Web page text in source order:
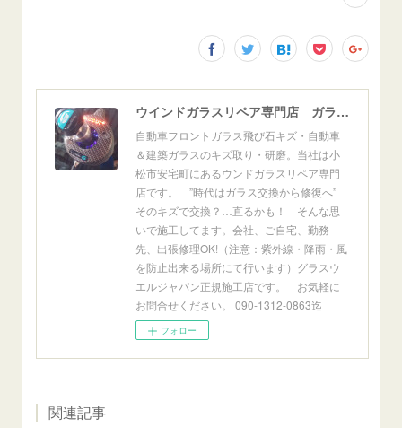
ウインドガラスリペア専門店 ガラスリペア・ヨシダ グラスウェルドジャパン 正規施工店 小松市
自動車フロントガラス飛び石キズ・自動車
＆建築ガラスのキズ取り・研磨。当社は小
松市安宅町にあるウンドガラスリペア専門
店です。 ”時代はガラス交換から修復へ”
そのキズで交換？…直るかも！ そんな思
いで施工してます。会社、ご自宅、勤務
先、出張修理OK!（注意：紫外線・降雨・風
を防止出来る場所にて行います）グラスウ
エルジャパン正規施工店です。 お気軽に
お問合せください。 090-1312-0863迄
フォロー
関連記事